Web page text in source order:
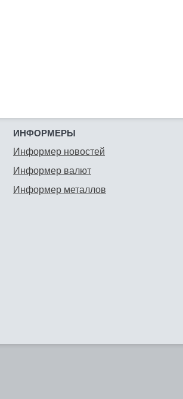
ИНФОРМЕРЫ
Информер новостей
Информер валют
Информер металлов